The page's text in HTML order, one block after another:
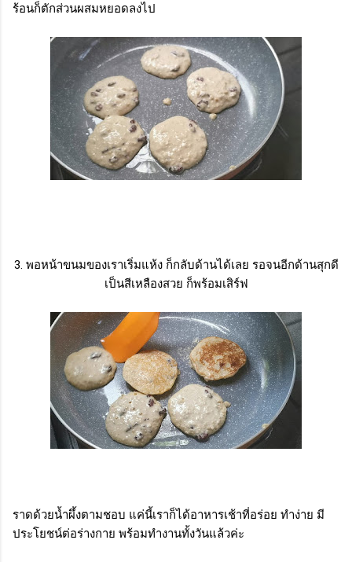
ร้อนก็ตักส่วนผสมหยอดลงไป
3. พอหน้าขนมของเราเริ่มแห้ง ก็กลับด้านได้เลย รอจนอีกด้านสุกดี
เป็นสีเหลืองสวย ก็พร้อมเสิร์ฟ
ราดด้วยน้ำผึ้งตามชอบ แค่นี้เราก็ได้อาหารเช้าที่อร่อย ทำง่าย มี
ประโยชน์ต่อร่างกาย พร้อมทำงานทั้งวันแล้วค่ะ